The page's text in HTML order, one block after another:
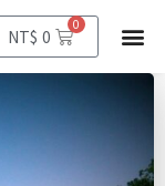
NT$ 0
0
購
物
籃
選
單